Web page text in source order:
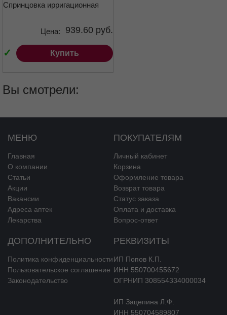
мл
Спринцовка ирригационная
✓
Цена: 939.60 руб.
Купить
Вы смотрели:
МЕНЮ
Главная
О компании
Статьи
Акции
Вакансии
Адреса аптек
Лекарства
ПОКУПАТЕЛЯМ
Личный кабинет
Корзина
Оформление товара
Возврат товара
Статус заказа
Оплата и доставка
Вопрос-ответ
ДОПОЛНИТЕЛЬНО
Политика конфиденциальности
Пользовательское соглашение
Законодательство
РЕКВИЗИТЫ
ИП Попов К.П.
ИНН 550700455672
ОГРНИП 308554334000034
ИП Зацепина Л.Ф.
ИНН 550704589807